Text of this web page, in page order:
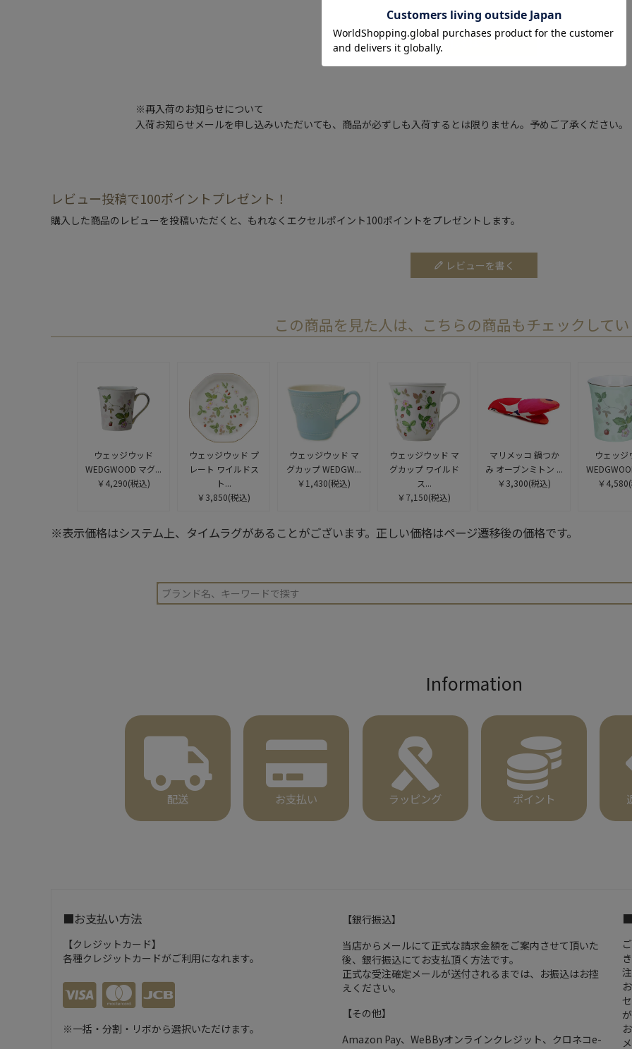
詳しくはこちら
※再入荷のお知らせについて
入荷お知らせメールを申し込みいただいても、商品が必ずしも入荷するとは限りません。予めご了承ください。
レビュー投稿で100ポイントプレゼント！
購入した商品のレビューを投稿いただくと、もれなくエクセルポイント100ポイントをプレゼントします。
レビューを書く
この商品を見た人は、こちらの商品もチェックして
ウェッジウッド
WEDGWOOD マグ...
￥4,290(税込)
ウェッジウッド プ
レート ワイルドス
ト...
￥3,850(税込)
ウェッジウッド マ
グカップ WEDGW...
￥1,430(税込)
ウェッジウッド マ
グカップ ワイルド
ス...
￥7,150(税込)
マリメッコ 鍋つか
み オーブンミトン ...
￥3,300(税込)
ウェッジ
￥4,580
※表示価格はシステム上、タイムラグがあることがございます。正しい価格はページ遷移後の価格です。
Information
配送 お支払い ラッピング ポイント
■お支払い方法
【クレジットカード】
各種クレジットカードがご利用になれます。
※一括・分割・リボから選択いただけます。
【銀行振込】
当店からメールにて正式な請求金額をご案内させて頂いた
後、銀行振込にてお支払頂く方法です。
正式な受注確定メールが送付されるまでは、お振込はお控
えください。
【その他】
Amazon Pay、WeBByオンラインクレジット、クロネコe-